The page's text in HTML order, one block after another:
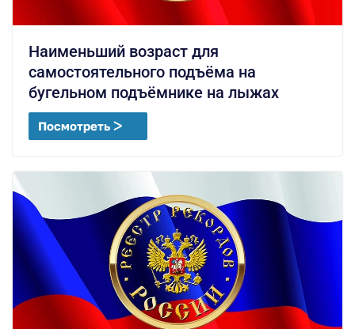
Наименьший возраст для
самостоятельного подъёма на
бугельном подъёмнике на лыжах
Посмотреть ᐳ